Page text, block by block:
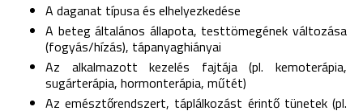
A daganat típusa és elhelyezkedése
A beteg általános állapota, testtömegének változása
(fogyás/hízás), tápanyaghiányai
Az alkalmazott kezelés fajtája (pl. kemoterápia,
sugárterápia, hormonterápia, műtét)
Az emésztőrendszert, táplálkozást érintő tünetek (pl.